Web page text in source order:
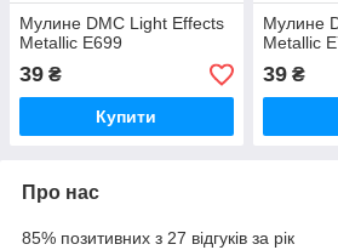
Мулине DMC Light Effects
Metallic E699
39 ₴
Купити
Мулине
Metallic
39₴
Про нас
85% позитивних з 27 відгуків за рік